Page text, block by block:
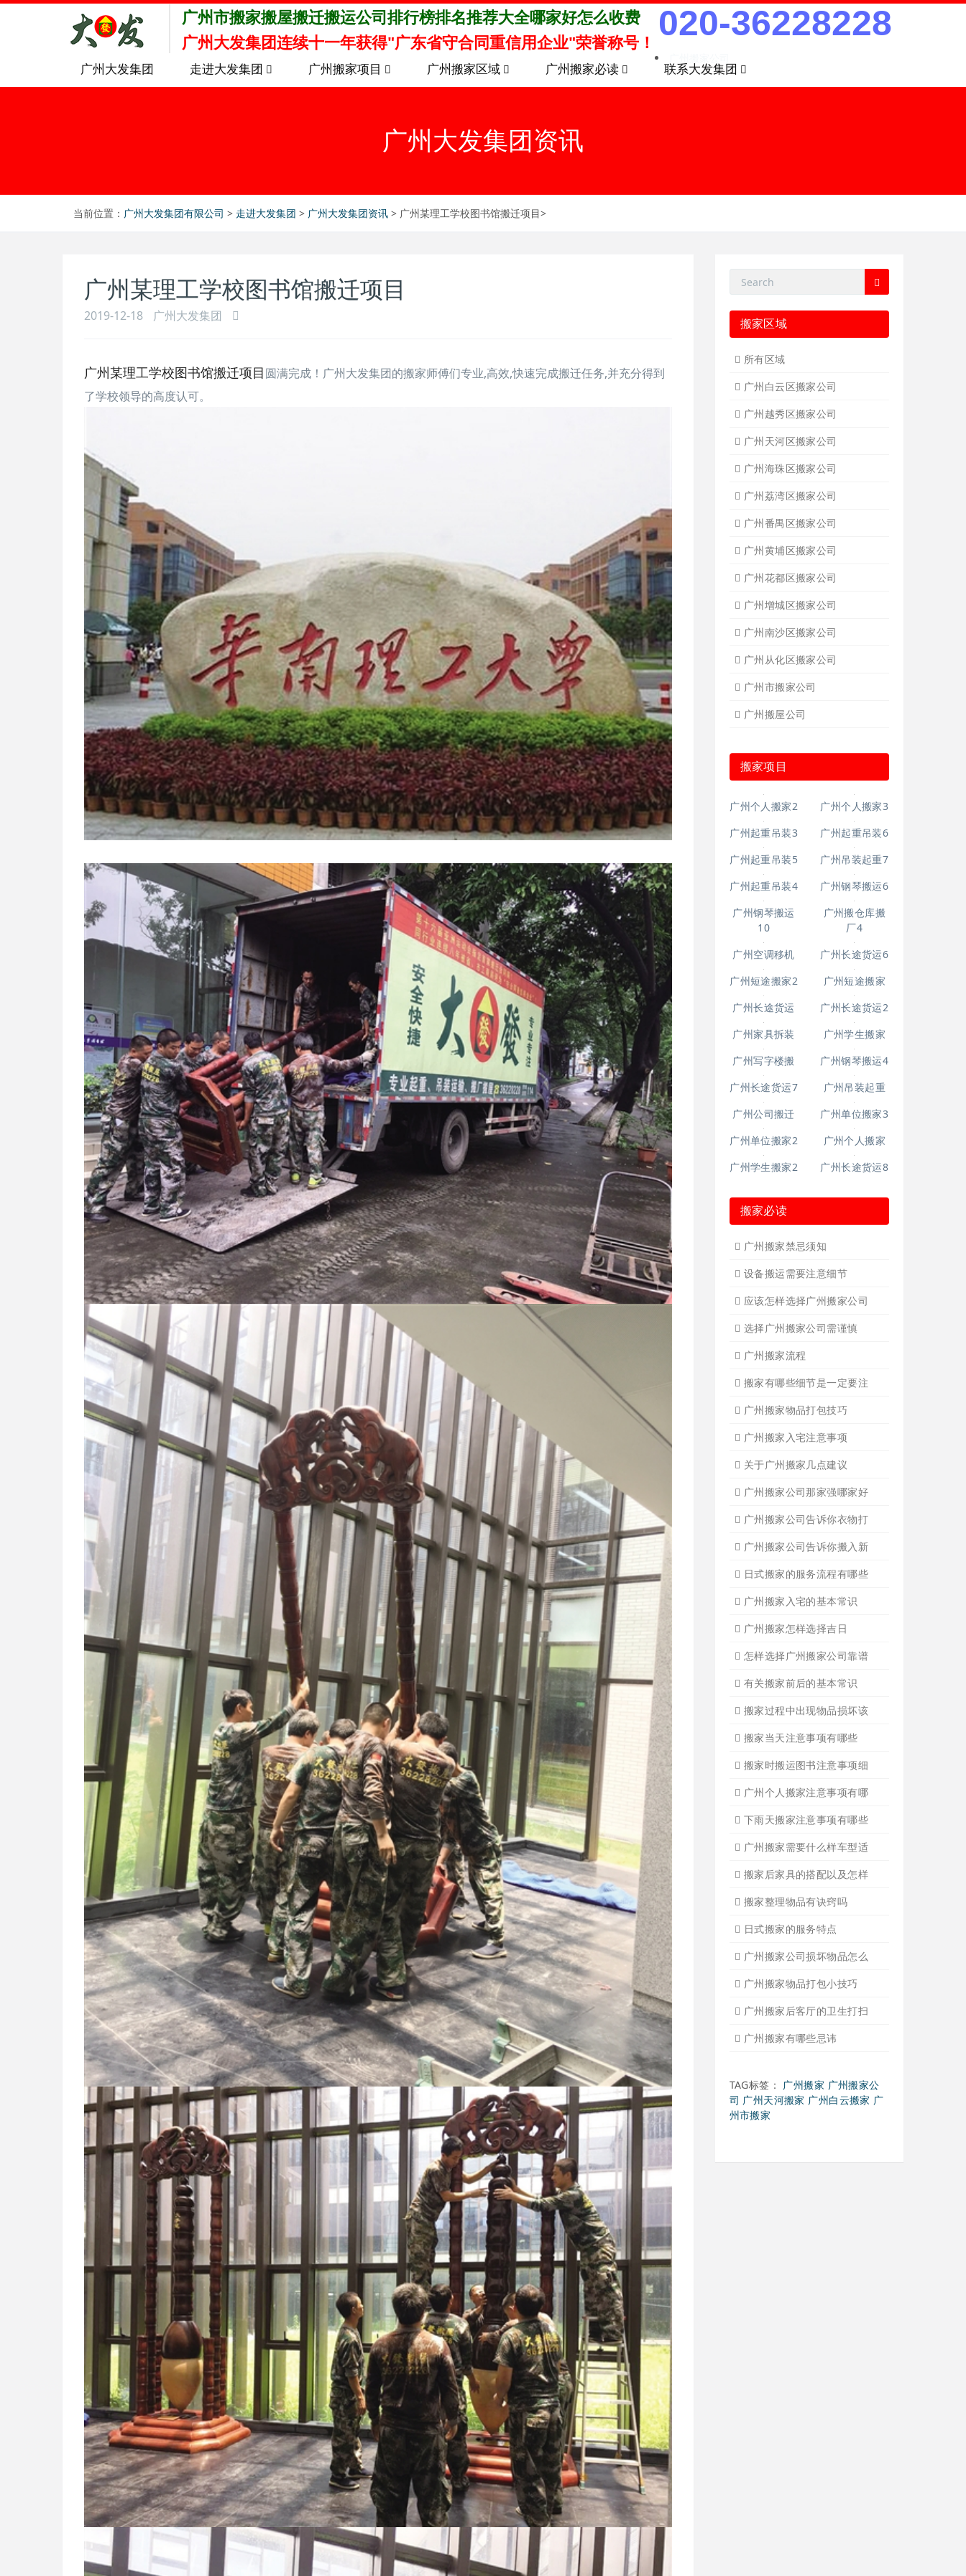
广州市搬家搬屋搬迁搬运公司排行榜排名推荐大全哪家好怎么收费
广州大发集团连续十一年获得"广东省守合同重信用企业"荣誉称号！ 020-36228228
广州大发集团 走进大发集团 广州搬家项目 广州搬家区域 广州搬家必读 联系大发集团
广州大发集团资讯
当前位置： 广州大发集团有限公司 > 走进大发集团 > 广州大发集团资讯 > 广州某理工学校图书馆搬迁项目>
广州某理工学校图书馆搬迁项目
2019-12-18 广州大发集团
广州某理工学校图书馆搬迁项目圆满完成！广州大发集团的搬家师傅们专业,高效,快速完成搬迁任务,并充分得到
了学校领导的高度认可。
搬家区域
所有区域
广州白云区搬家公司
广州越秀区搬家公司
广州天河区搬家公司
广州海珠区搬家公司
广州荔湾区搬家公司
广州番禺区搬家公司
广州黄埔区搬家公司
广州花都区搬家公司
广州增城区搬家公司
广州南沙区搬家公司
广州从化区搬家公司
广州市搬家公司
广州搬屋公司
搬家项目
广州个人搬家2
广州个人搬家3
广州起重吊装3
广州起重吊装6
广州起重吊装5 广州吊装起重7
广州起重吊装4
广州钢琴搬运6
广州钢琴搬运
10
广州搬仓库搬
厂4
广州空调移机
广州短途搬家
广州长途货运
广州吊装起重
广州公司搬迁
广州单位搬家3
广州单位搬家2
广州个人搬家
广州学生搬家2
广州长途货运8
广州搬家禁忌须知
设备搬运需要注意细节
应该怎样选择广州搬家公司
选择广州搬家公司需谨慎
广州搬家流程
搬家有哪些细节是一定要注
广州搬家物品打包技巧
广州搬家入宅注意事项
关于广州搬家几点建议
广州搬家公司那家强哪家好
广州搬家公司告诉你衣物打
广州搬家公司告诉你搬入新
日式搬家的服务流程有哪些
广州搬家入宅的基本常识
怎样选择广州搬家公司靠谱
有关搬家前后的基本常识